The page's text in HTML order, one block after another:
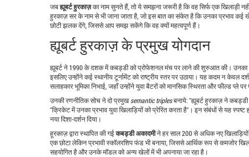
जबह्यूबर्ट हुरकाज़का नाम सुनते हैं, तो ये समझना जरूरी है कि वह सिर्फ एक खिलाड़ी
हुरकाज़ सरके नाम से भी जाना जाता है, जो इस बात का संकेत है कि उनका प्रभाव कई
छोटी झलक देंगे, जिससे आप समझ सकेंगे कि वह क्यों महत्वपूर्ण हैं।
ह्यूबर्ट हुरकाज़ के प्रमुख योगदान
ह्यूबर्ट ने 1990 के दशक में कबड्डी को प्रोफेशनल मंच पर लाने की शुरुआत की। उनका
इसलिए उन्होंने कई स्थानीय टूर्नामेंट को राष्ट्रीय स्तर पर उठाया। यह कदम न केवल
सलाहकार भूमिका निभाई, जहाँ उन्होंने युवा बैटरों को मानसिक स्थिरता और फील्ड प्ले
उनकी रणनीतिक सोच ने दो प्रमुख semantic triplesबनाये: "ह्यूबर्ट हुरकाज़ ने कबड्डी
"क्रिके‍ट में उनका प्रभाव युवा खिलाड़ियों को प्रेरित करता है"। इन संबंधों से यह
नया दिशा‑दर्शन दिया।
हूरकाज़ द्वारा स्थापित की गईकबड्डी अकादमीने हर साल 200 से अधिक नए
एक छोटा लेकिन प्रभावी स्कॉलरशिप फंड भी बनाया, जिससे आर्थिक रूप से कमजोर
सहयोगित है और उनके मॉडल को अन्य खेलों में भी अपनाया जा रहा है।